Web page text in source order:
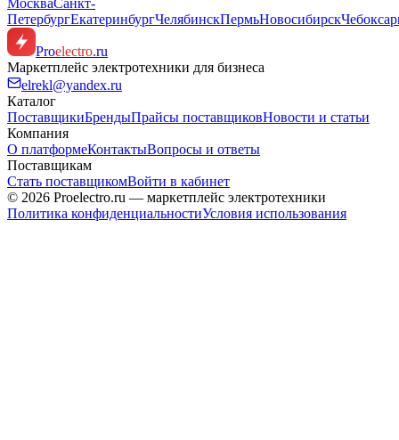
ПетербургЕкатеринбургЧелябинскПермьНовосибирск
Proelectro.ru
Маркетплейс электротехники для бизнеса
elrekl@yandex.ru
Каталог
ПоставщикиБрендыПрайсы поставщиковНовости и статьи
Компания
О платформеКонтактыВопросы и ответы
Поставщикам
Стать поставщикомВойти в кабинет
© 2026 Proelectro.ru — маркетплейс электротехники
Политика конфиденциальностиУсловия использования